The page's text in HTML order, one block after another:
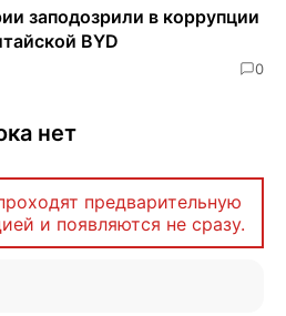
заподозрили в коррупции
BYD
0
нет
предварительную
и появляются не сразу.